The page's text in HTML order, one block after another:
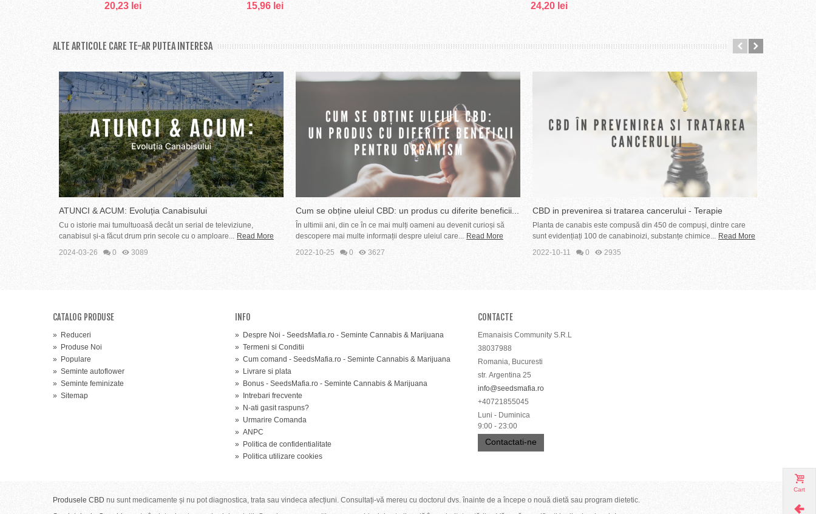
20,23 lei 15,96 lei 24,20 lei
ALTE ARTICOLE CARE TE-AR PUTEA INTERESA
ATUNCI & ACUM: Evoluția Canabisului
Cu o istorie mai tumultuoasă decât un serial de televiziune,
canabisul și-a făcut drum prin secole cu o amploare... Read More
2024-03-26
0 3089
Cum se obține uleiul CBD: un produs cu diferite beneficii...
În ultimii ani, din ce în ce mai mulți oameni au devenit curioși să
descopere mai multe informații despre uleiul care... Read More
2022-10-25
0 3627
CBD in prevenirea si tratarea cancerului - Terapie
complementara de...
Planta de canabis este compusă din 450 de compuși, dintre care
sunt evidențiați 100 de canabinoizi, substanțe chimice... Read More
2022-10-11
0 2935
CATALOG PRODUSE
» Reduceri
» Produse Noi
» Populare
» Seminte autoflower
» Seminte feminizate
» Sitemap
INFO
» Despre Noi - SeedsMafia.ro - Seminte Cannabis & Marijuana
» Termeni si Conditii
» Cum comand - SeedsMafia.ro - Seminte Cannabis & Marijuana
» Livrare si plata
» Bonus - SeedsMafia.ro - Seminte Cannabis & Marijuana
» Intrebari frecvente
» N-ati gasit raspuns?
» Urmarire Comanda
» ANPC
» Politica de confidentialitate
» Politica utilizare cookies
CONTACTE
Emanaisis Community S.R.L
38037988
Romania, Bucuresti
str. Argentina 25
info@seedsmafia.ro
+40721855045
Luni - Duminica
9:00 - 23:00
Contactati-ne
Produsele CBD nu sunt medicamente și nu pot diagnostica, trata sau vindeca afecțiuni. Consultați-vă mereu cu doctorul dvs. înainte de a începe o nouă dietă sau program dietetic.
Cart